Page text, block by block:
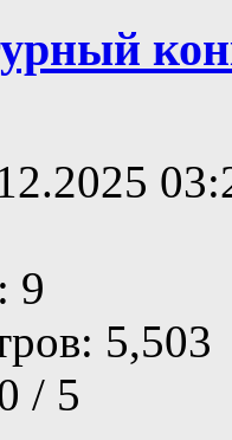
9
5,503
/ 5